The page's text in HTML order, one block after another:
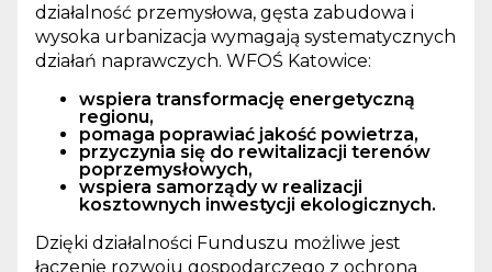
działalność przemysłowa, gęsta zabudowa i
wysoka urbanizacja wymagają systematycznych
działań naprawczych. WFOŚ Katowice:
wspiera transformację energetyczną
regionu,
pomaga poprawiać jakość powietrza,
przyczynia się do rewitalizacji terenów
poprzemysłowych,
wspiera samorządy w realizacji
kosztownych inwestycji ekologicznych.
Dzięki działalności Funduszu możliwe jest
łączenie rozwoju gospodarczego z ochroną